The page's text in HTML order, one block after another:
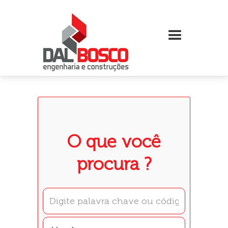
O que você
procura ?